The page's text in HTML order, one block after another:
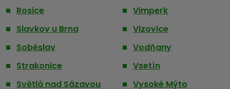
Rosice
Slavkov u Brna
Soběslav
Strakonice
Světlá nad Sázavou
Vimperk
Vizovice
Vodňany
Vsetín
Vysoké Mýto